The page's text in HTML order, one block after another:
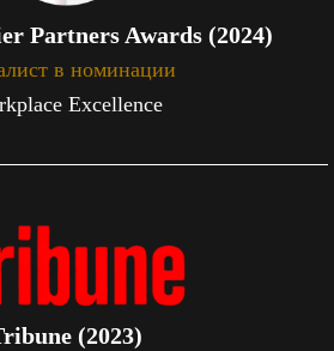
Partners Awards (2024)
в номинации
Excellence
(2023)